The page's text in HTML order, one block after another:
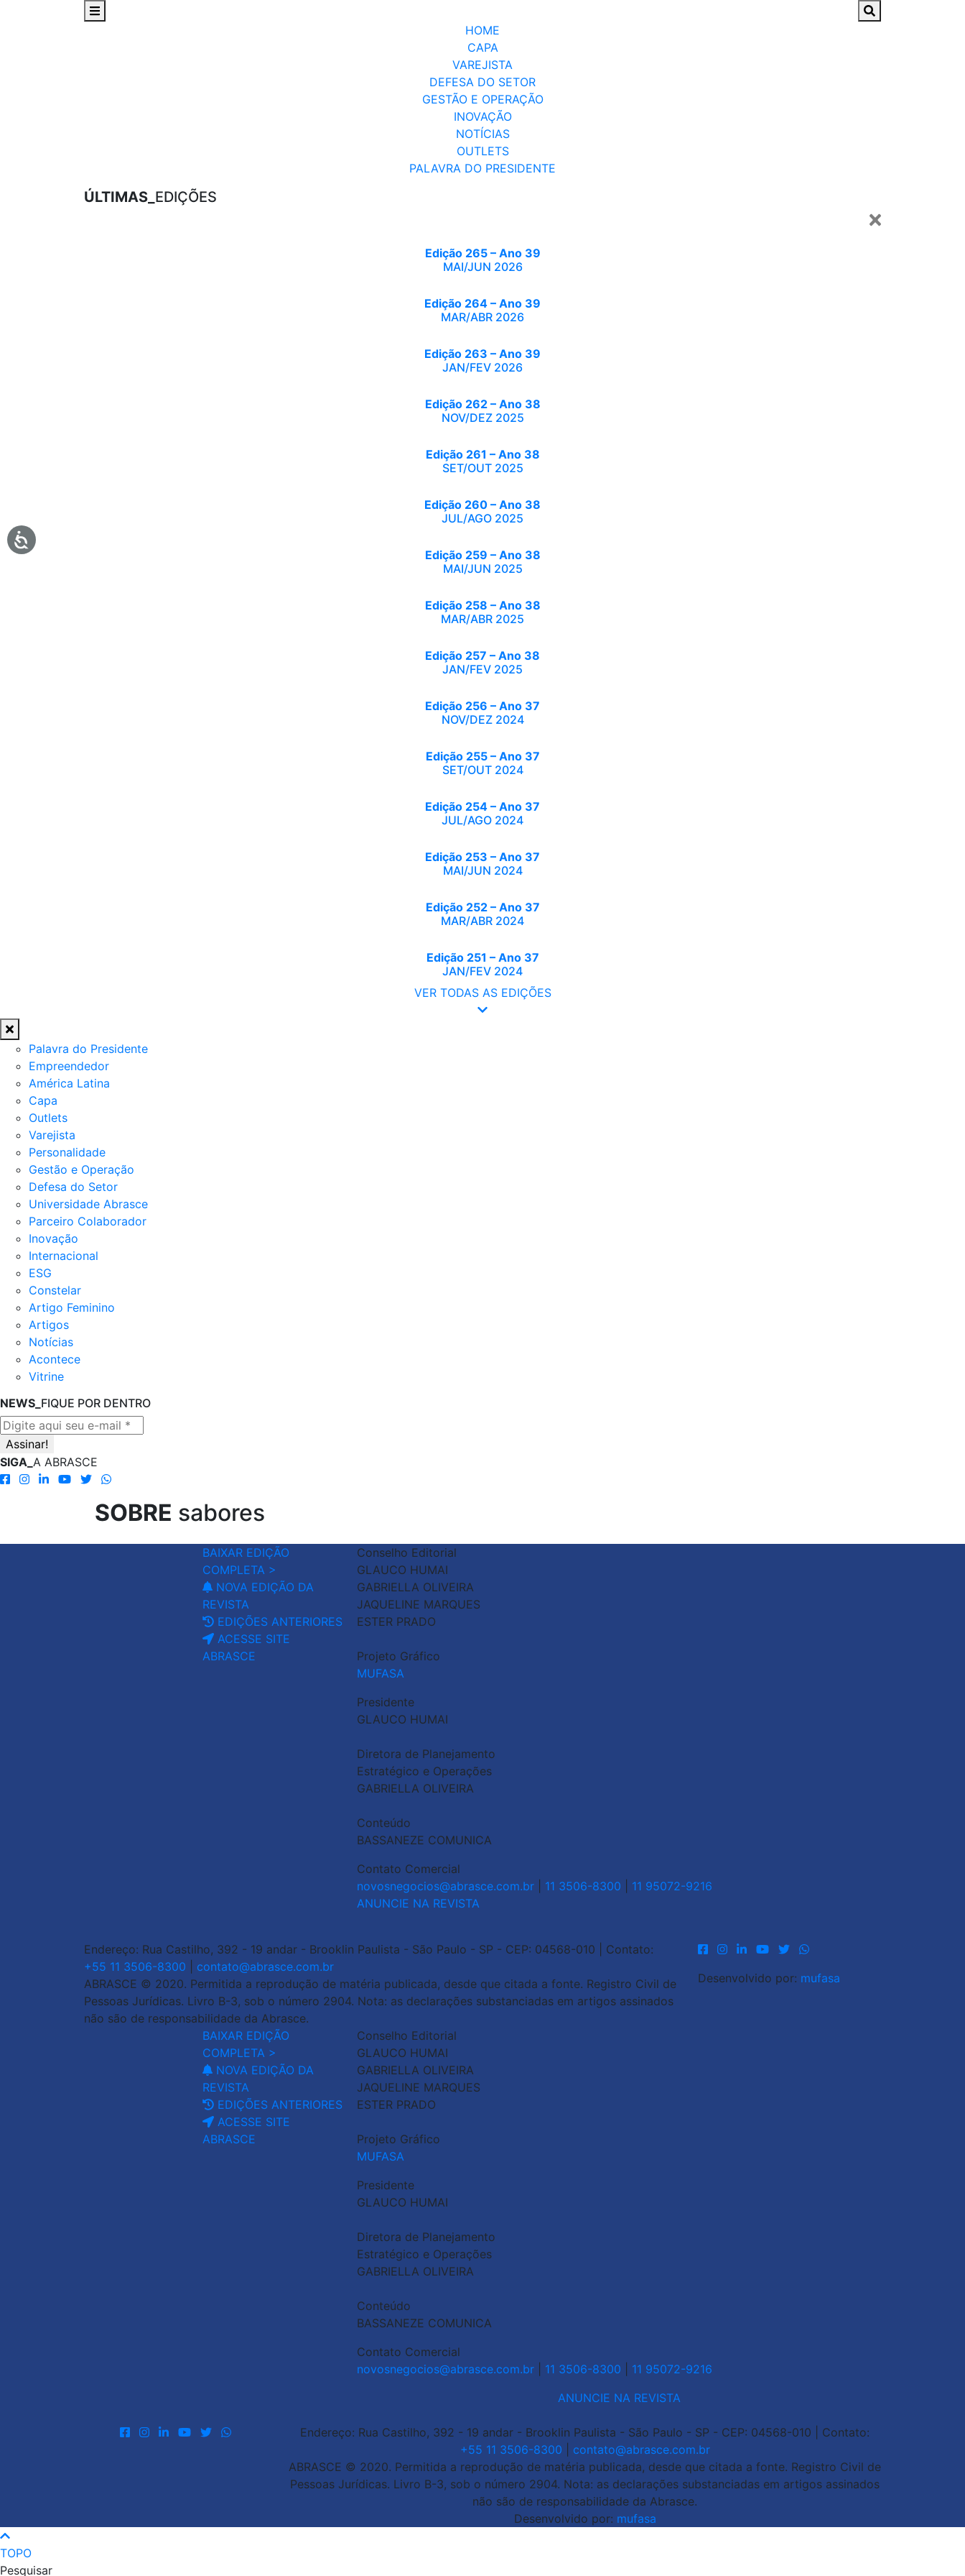
HOME
CAPA
VAREJISTA
DEFESA DO SETOR
GESTÃO E OPERAÇÃO
INOVAÇÃO
NOTÍCIAS
OUTLETS
PALAVRA DO PRESIDENTE
ÚLTIMAS_ EDIÇÕES
Edição 265 – Ano 39
MAI/JUN 2026
Edição 264 – Ano 39
MAR/ABR 2026
Edição 263 – Ano 39
JAN/FEV 2026
Edição 262 – Ano 38
NOV/DEZ 2025
Edição 261 – Ano 38
SET/OUT 2025
Edição 260 – Ano 38
JUL/AGO 2025
Edição 259 – Ano 38
MAI/JUN 2025
Edição 258 – Ano 38
MAR/ABR 2025
Edição 257 – Ano 38
JAN/FEV 2025
Edição 256 – Ano 37
NOV/DEZ 2024
Edição 255 – Ano 37
SET/OUT 2024
Edição 254 – Ano 37
JUL/AGO 2024
Edição 253 – Ano 37
MAI/JUN 2024
Edição 252 – Ano 37
MAR/ABR 2024
Edição 251 – Ano 37
JAN/FEV 2024
VER TODAS AS EDIÇÕES
Palavra do Presidente
Empreendedor
América Latina
Capa
Outlets
Varejista
Personalidade
Gestão e Operação
Defesa do Setor
Universidade Abrasce
Parceiro Colaborador
Inovação
Internacional
ESG
Constelar
Artigo Feminino
Artigos
Notícias
Acontece
Vitrine
NEWS_ FIQUE POR DENTRO
SIGA_ A ABRASCE
SOBRE sabores
BAIXAR EDIÇÃO
COMPLETA >
NOVA EDIÇÃO DA
REVISTA
EDIÇÕES ANTERIORES
ACESSE SITE
ABRASCE
Conselho Editorial
GLAUCO HUMAI
GABRIELLA OLIVEIRA
JAQUELINE MARQUES
ESTER PRADO
Projeto Gráfico
MUFASA
Presidente
GLAUCO HUMAI
Diretora de Planejamento
Estratégico e Operações
GABRIELLA OLIVEIRA
Conteúdo
BASSANEZE COMUNICA
Contato Comercial
novosnegocios@abrasce.com.br
11 3506-8300
11 95072-9216
ANUNCIE NA REVISTA
Endereço: Rua Castilho, 392 - 19 andar - Brooklin Paulista - São Paulo - SP - CEP: 04568-010 | Contato:
+55 11 3506-8300
contato@abrasce.com.br
ABRASCE © 2020. Permitida a reprodução de matéria publicada, desde que citada a fonte. Registro Civil de
Pessoas Jurídicas. Livro B-3, sob o número 2904. Nota: as declarações substanciadas em artigos assinados
não são de responsabilidade da Abrasce.
Desenvolvido por: mufasa
BAIXAR EDIÇÃO
COMPLETA >
NOVA EDIÇÃO DA
REVISTA
EDIÇÕES ANTERIORES
ACESSE SITE
ABRASCE
Conselho Editorial
GLAUCO HUMAI
GABRIELLA OLIVEIRA
JAQUELINE MARQUES
ESTER PRADO
Projeto Gráfico
MUFASA
Presidente
GLAUCO HUMAI
Diretora de Planejamento
Estratégico e Operações
GABRIELLA OLIVEIRA
Conteúdo
BASSANEZE COMUNICA
Contato Comercial
novosnegocios@abrasce.com.br
11 3506-8300
11 95072-9216
ANUNCIE NA REVISTA
Endereço: Rua Castilho, 392 - 19 andar - Brooklin Paulista - São Paulo - SP - CEP: 04568-010 | Contato:
+55 11 3506-8300
contato@abrasce.com.br
ABRASCE © 2020. Permitida a reprodução de matéria publicada, desde que citada a fonte. Registro Civil de
Pessoas Jurídicas. Livro B-3, sob o número 2904. Nota: as declarações substanciadas em artigos assinados
não são de responsabilidade da Abrasce.
Desenvolvido por: mufasa
TOPO
Pesquisar